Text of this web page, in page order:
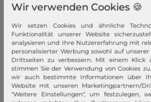
Datenschutzeinstellungen
Jobs
Unsere Stores
Mein Konto
Login
Neukunde?
Wir verwenden Cookies 🍪
Wir setzen Cookies und ähnliche
Funktionalität unserer Website
analysieren und Ihre Nutzererfahrung mit
personalisierter Werbung sowohl auf
Drittseiten zu verbessern. Mit einem Klick
stimmen Sie der Verwendung von Cookies
wir auch bestimmte Informationen über
Website mit unseren Marketingpartnern/
"Weitere Einstellungen", um festzulegen,